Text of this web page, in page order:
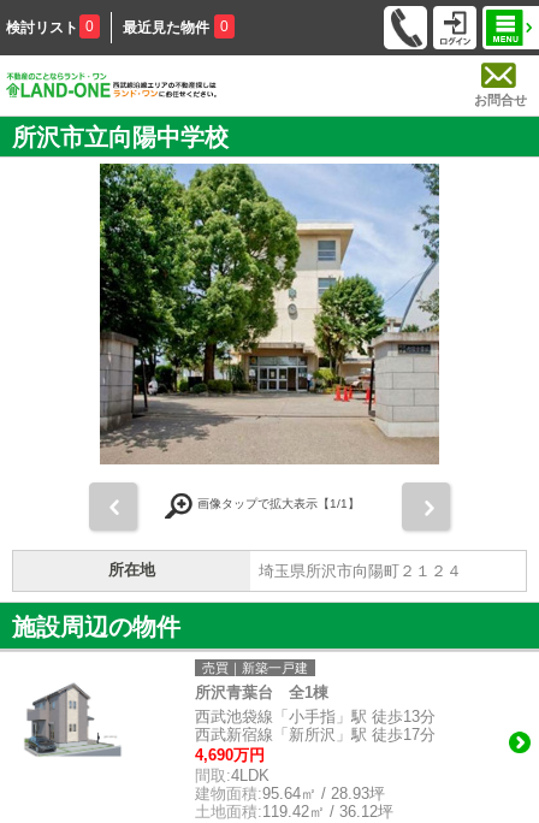
検討リスト 0 最近見た物件 0
お問合せ
所沢市立向陽中学校
画像タップで拡大表示【1/1】
所在地 埼玉県所沢市向陽町２１２４
施設周辺の物件
売買｜新築一戸建
所沢青葉台 全1棟
西武池袋線「小手指」駅 徒歩13分
西武新宿線「新所沢」駅 徒歩17分
4,690万円
間取:4LDK
建物面積:95.64㎡ / 28.93坪
土地面積:119.42㎡ / 36.12坪